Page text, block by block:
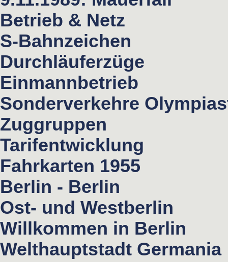
Betrieb & Netz
S-Bahnzeichen
Durchläuferzüge
Einmannbetrieb
Sonderverkehre
Zuggruppen
Tarifentwicklung
Fahrkarten 1955
Berlin - Berlin
Ost- und Westberlin
Willkommen in Berlin
Welthauptstadt Germania